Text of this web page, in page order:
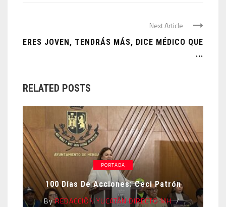
Next Article
ERES JOVEN, TENDRÁS MÁS, DICE MÉDICO QUE
...
RELATED POSTS
PORTADA
100 Días De Acciones: Ceci Patrón
ByREDACCIÓN YUCATÁN DIRECTO MH